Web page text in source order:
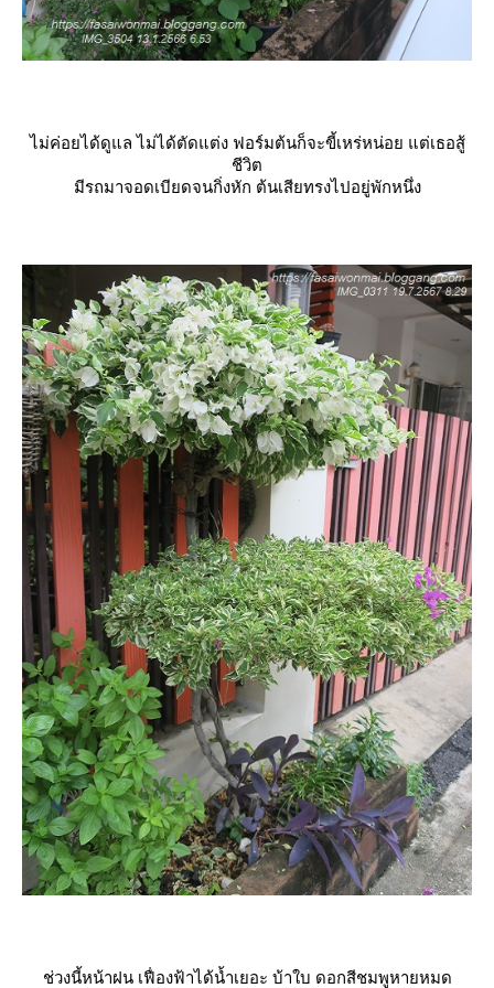
ไม่ค่อยได้ดูแล ไม่ได้ตัดแต่ง ฟอร์มต้นก็จะขี้เหร่หน่อย แต่เธอสู้
ชีวิต
มีรถมาจอดเบียดจนกิ่งหัก ต้นเสียทรงไปอยู่พักหนึ่ง
ช่วงนี้หน้าฝน เฟื่องฟ้าได้น้ำเยอะ บ้าใบ ดอกสีชมพูหายหมด